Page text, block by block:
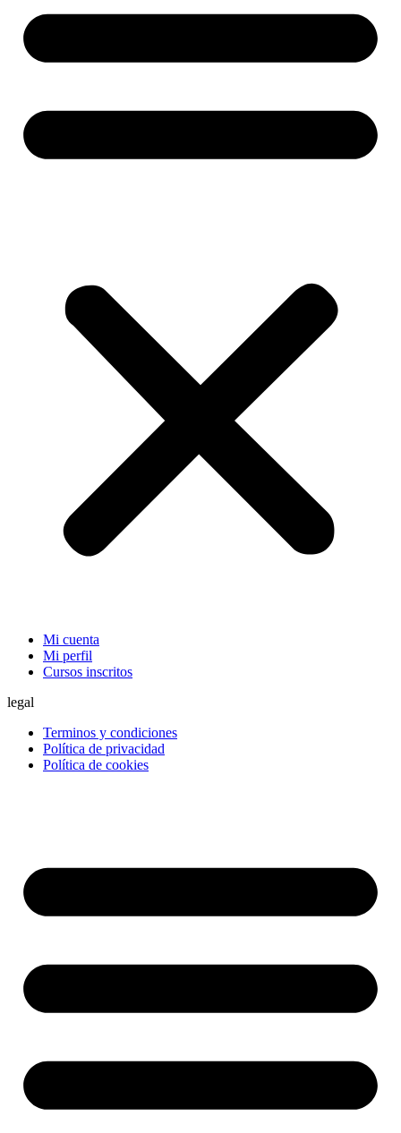
Mi cuenta
Mi perfil
Cursos inscritos
legal
Terminos y condiciones
Política de privacidad
Política de cookies